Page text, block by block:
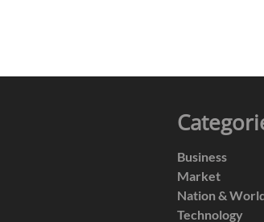
Business
Market
Nation &
Technology